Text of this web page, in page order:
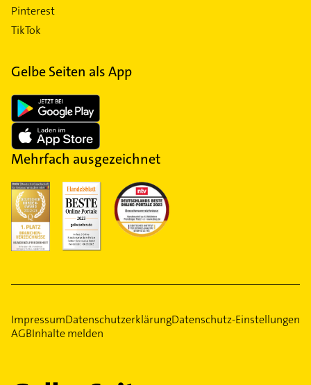
Pinterest
TikTok
Gelbe Seiten als App
Mehrfach ausgezeichnet
ImpressumDatenschutzerklärungDatenschutz-Einstellungen
AGBInhalte melden